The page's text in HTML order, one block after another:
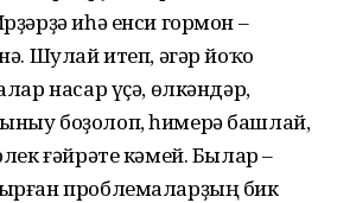
иһә енси гормон –
Шулай итеп, әгәр йоҡо
насар үҫә, өлкәндәр,
боҙолоп, һимерә башлай,
ғәйрәте кәмей. Былар –
проблема­ларҙың бик